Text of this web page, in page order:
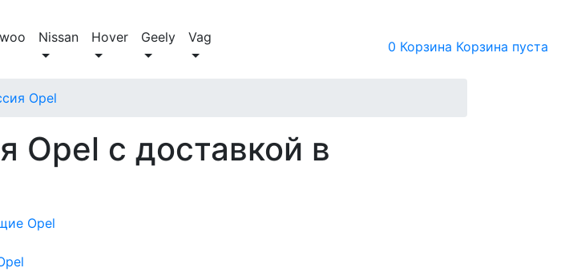
Nissan Hover Geely Vag
0 Корзина Корзина пуста
Opel
Opel с доставкой в
Opel